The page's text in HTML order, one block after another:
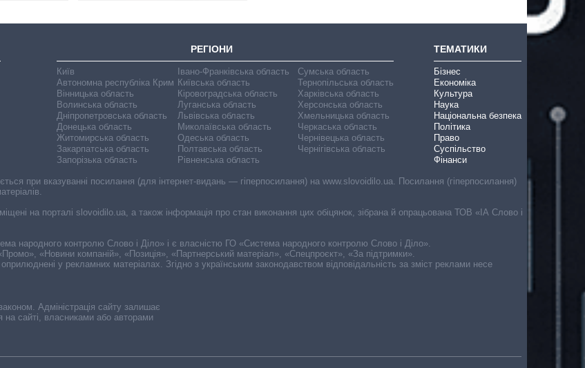
РЕГІОНИ
Київ
Автономна республіка Крим
Вінницька область
Волинська область
Дніпропетровська область
Донецька область
Житомирська область
Закарпатська область
Запорізька область
Івано-Франківська область
Київська область
Кіровоградська область
Луганська область
Львівська область
Миколаївська область
Одеська область
Полтавська область
Рівненська область
Сумська область
Тернопільська область
Харківська область
Херсонська область
Хмельницька область
Черкаська область
Чернівецька область
Чернігівська область
ТЕМАТИКИ
Бізнес
Економіка
Культура
Наука
Національна безпека
Політика
Право
Суспільство
Фінанси
Адміністрація сайту залишає
на сайті, власниками або авторами
при вказуванні посилання (для інтернет-видань — гіперпосилання) на www.slovoidilo.ua. Посилання (гіперпосилання)
на порталі slovoidilo.ua, а також інформація про стан виконання цих обіцянок, зібрана й опрацьована ТОВ «ІА Слово і
народного контролю Слово і Діло» і є власністю ГО «Система народного контролю Слово і Діло».
«Новини компаній», «Позиція», «Партнерський матеріал», «Спецпроєкт», «За підтримки».
у рекламних матеріалах. Згідно з українським законодавством відповідальність за зміст реклами несе